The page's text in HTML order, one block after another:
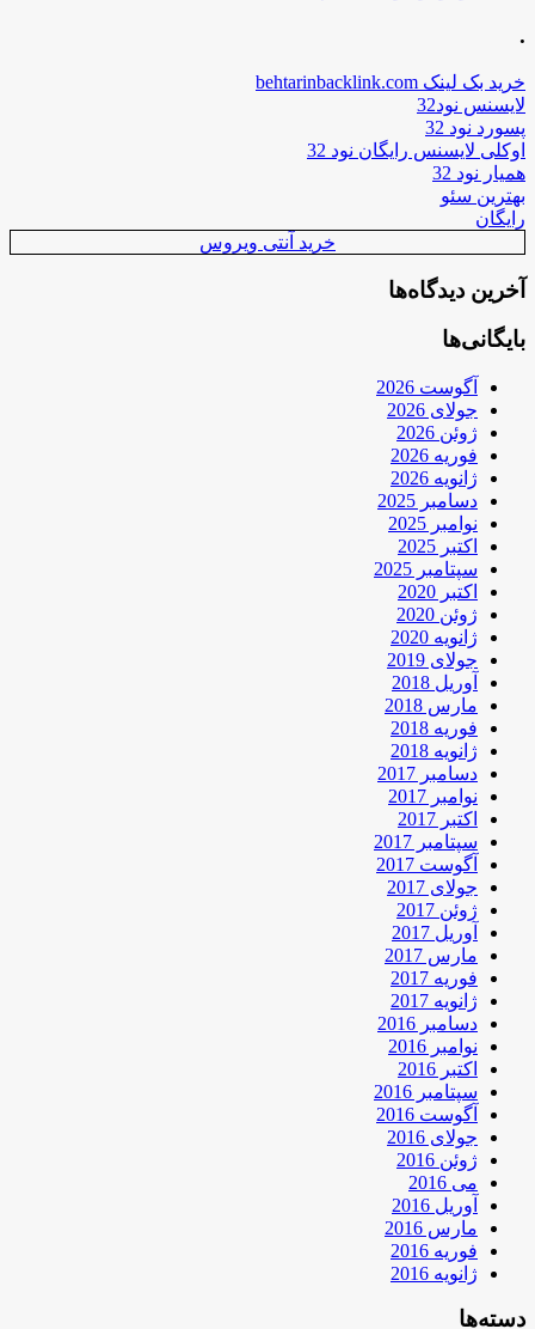
.
خرید بک لینک behtarinbacklink.com
لایسنس نود32
پسورد نود 32
اوکلی لایسنس رایگان نود 32
همیار نود 32
بهترین سئو
رایگان
خرید آنتی ویروس
آخرین دیدگاه‌ها
بایگانی‌ها
آگوست 2026
جولای 2026
ژوئن 2026
فوریه 2026
ژانویه 2026
دسامبر 2025
نوامبر 2025
اکتبر 2025
سپتامبر 2025
اکتبر 2020
ژوئن 2020
ژانویه 2020
جولای 2019
آوریل 2018
مارس 2018
فوریه 2018
ژانویه 2018
دسامبر 2017
نوامبر 2017
اکتبر 2017
سپتامبر 2017
آگوست 2017
جولای 2017
ژوئن 2017
آوریل 2017
مارس 2017
فوریه 2017
ژانویه 2017
دسامبر 2016
نوامبر 2016
اکتبر 2016
سپتامبر 2016
آگوست 2016
جولای 2016
ژوئن 2016
می 2016
آوریل 2016
مارس 2016
فوریه 2016
ژانویه 2016
دسته‌ها